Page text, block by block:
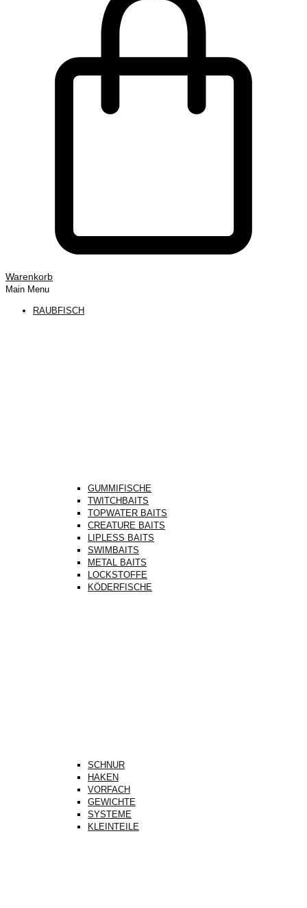
Warenkorb
Main Menu
RAUBFISCH
GUMMIFISCHE
TWITCHBAITS
TOPWATER BAITS
CREATURE BAITS
LIPLESS BAITS
SWIMBAITS
METAL BAITS
LOCKSTOFFE
KÖDERFISCHE
SCHNUR
HAKEN
VORFACH
GEWICHTE
SYSTEME
KLEINTEILE